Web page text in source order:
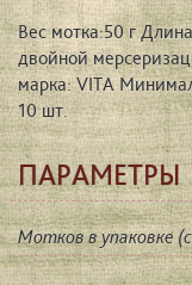
Вес мотка:50 г
двойной
марка: VITA
10 шт.
ПАРАМЕТРЫ
Мотков в упаковке